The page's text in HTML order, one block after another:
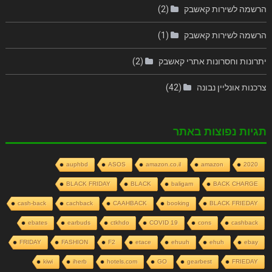
הרשמה לשירות קאשבק (2)
הרשמה לשירות קאשבק (1)
יתרונות וחסרונות אתרי קאשבק (2)
צרכנות אונליין נבונה (42)
תגיות נפוצות באתר
2020
amazon
amazon.co.il
ASOS
auphbd
BACK CHARGE
baligam
BLACK
BLACK FRIDAY
BLACK FRIEDAY
booking
CAAHBACK
cachback
cash-back
cashback
cons
COVID 19
ctkhdo
earbuds
ebates
ebay
ehuh
ehuuh
etace
F2
FASHION
FRIDAY
FRIEDAY
gearbest
GO
hotels.com
iherb
kiwi